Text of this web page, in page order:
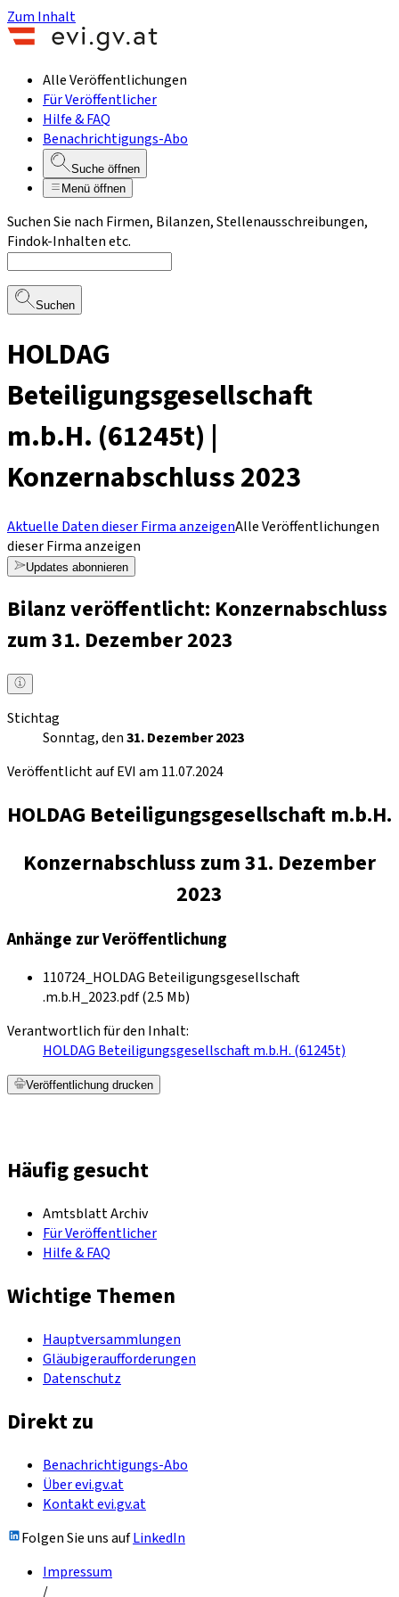
Zum Inhalt
Alle Veröffentlichungen
Für Veröffentlicher
Hilfe & FAQ
Benachrichtigungs-Abo
Suche öffnen
Menü öffnen
Suchen Sie nach Firmen, Bilanzen, Stellenausschreibungen,
Findok-Inhalten etc.
Suchen
HOLDAG
Beteiligungsgesellschaft
m.b.H. (61245t) |
Konzernabschluss 2023
Aktuelle Daten dieser Firma anzeigenAlle Veröffentlichungen
dieser Firma anzeigen
Updates abonnieren
Bilanz veröffentlicht: Konzernabschluss
zum 31. Dezember 2023
Stichtag
Sonntag, den31. Dezember 2023
Veröffentlicht auf EVI am 11.07.2024
HOLDAG Beteiligungsgesellschaft m.b.H.
Konzernabschluss zum 31. Dezember
2023
Anhänge zur Veröffentlichung
110724_HOLDAG Beteiligungsgesellschaft
.m.b.H_2023.pdf (2.5 Mb)
Verantwortlich für den Inhalt:
HOLDAG Beteiligungsgesellschaft m.b.H. (61245t)
Veröffentlichung drucken
Häufig gesucht
Amtsblatt Archiv
Für Veröffentlicher
Hilfe & FAQ
Wichtige Themen
Hauptversammlungen
Gläubigeraufforderungen
Datenschutz
Direkt zu
Benachrichtigungs-Abo
Über evi.gv.at
Kontakt evi.gv.at
Folgen Sie uns aufLinkedIn
Impressum
/